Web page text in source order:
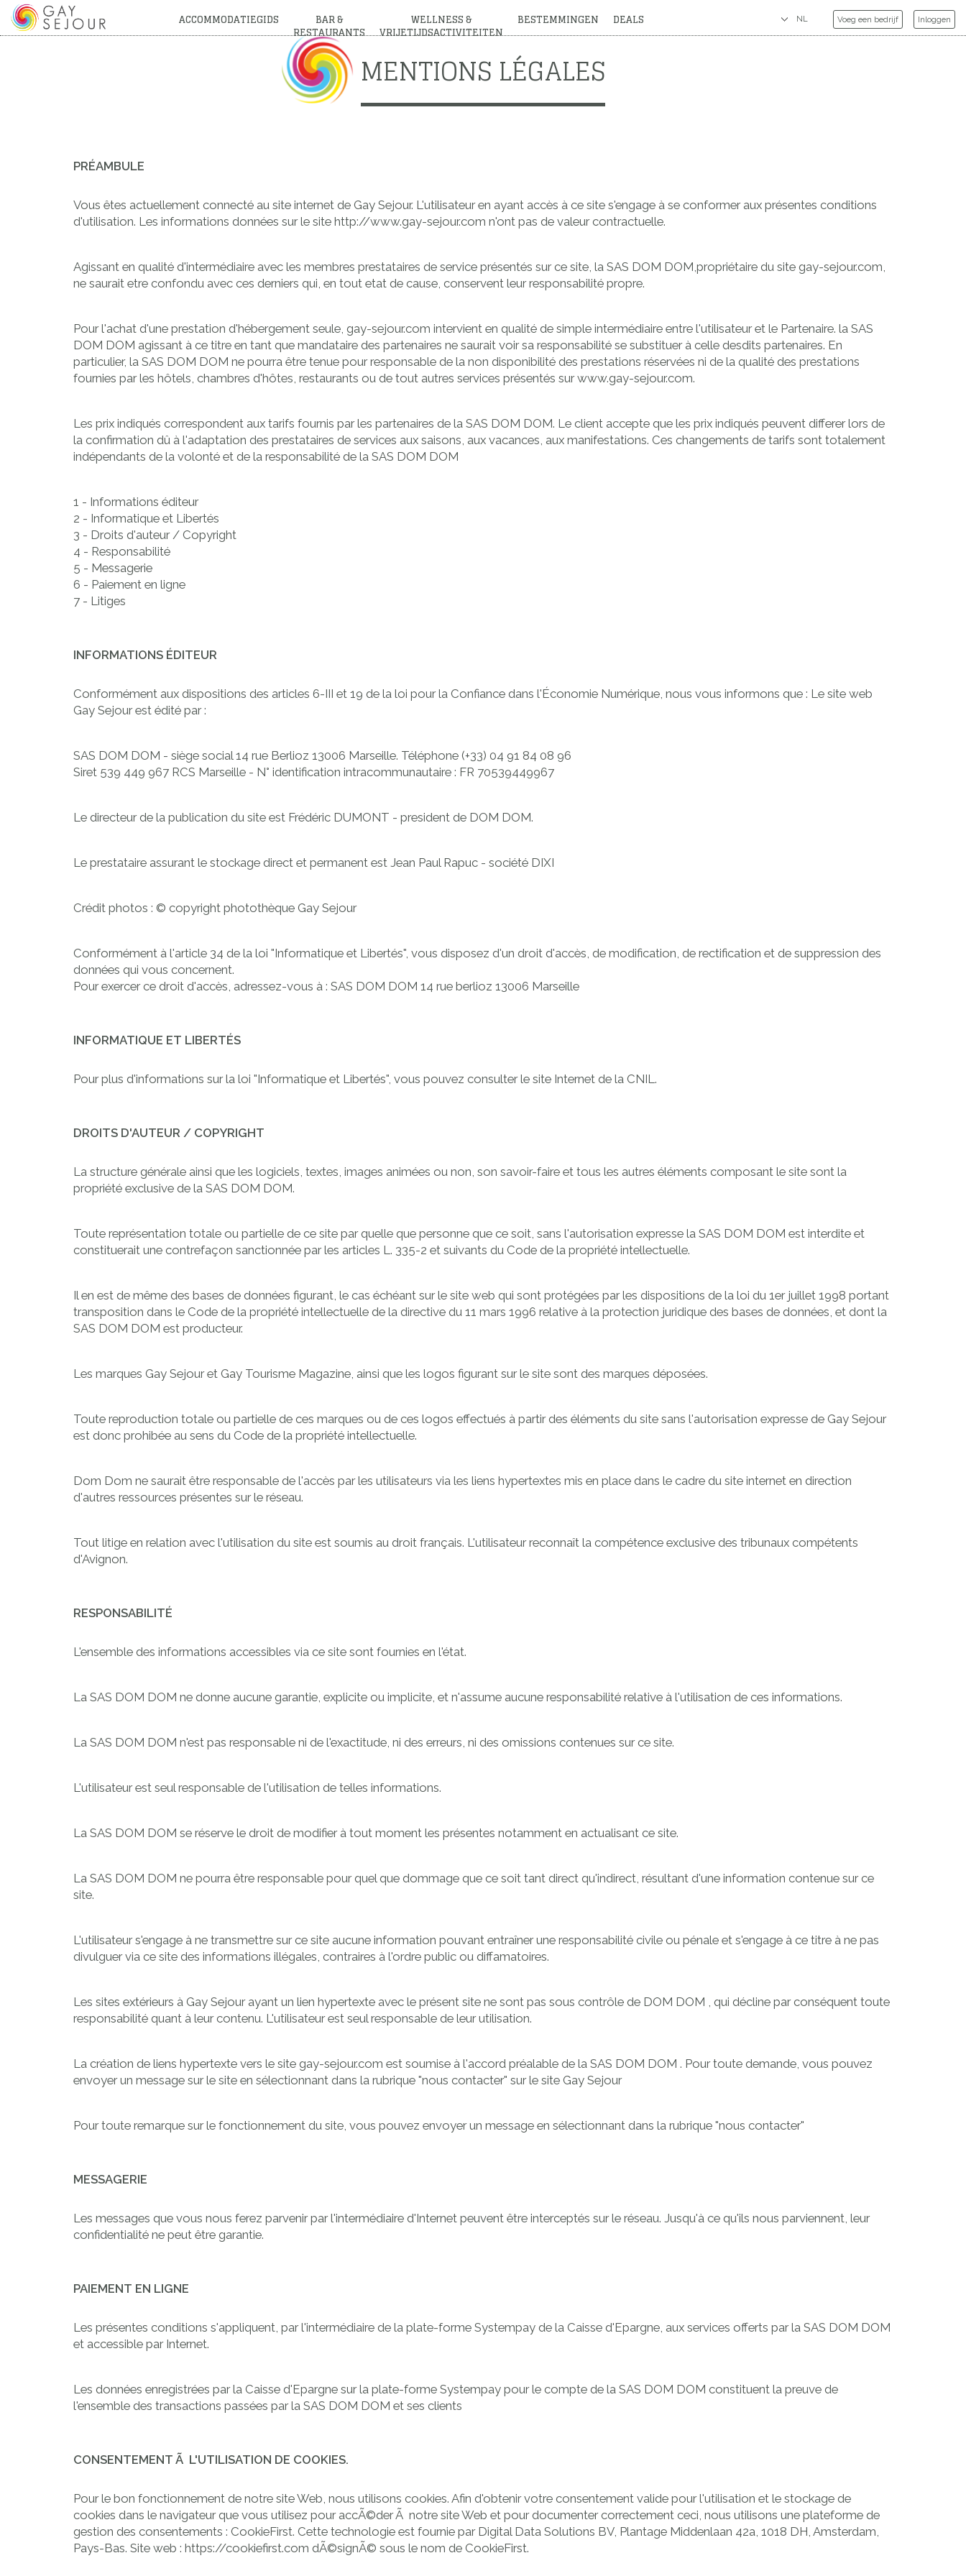
ACCOMMODATIEGIDS BAR &
RESTAURANTS
WELLNESS &
VRIJETIJDSACTIVITEITEN
BESTEMMINGEN DEALS Voeg een bedrijf Inloggen
MENTIONS LÉGALES
PRÉAMBULE
Vous êtes actuellement connecté au site internet de Gay Sejour. L'utilisateur en ayant accès à ce site s'engage à se conformer aux présentes conditions
d'utilisation. Les informations données sur le site http://www.gay-sejour.com n'ont pas de valeur contractuelle.
Agissant en qualité d'intermédiaire avec les membres prestataires de service présentés sur ce site, la SAS DOM DOM,propriétaire du site gay-sejour.com,
ne saurait etre confondu avec ces derniers qui, en tout etat de cause, conservent leur responsabilité propre.
Pour l'achat d'une prestation d'hébergement seule, gay-sejour.com intervient en qualité de simple intermédiaire entre l'utilisateur et le Partenaire. la SAS
DOM DOM agissant à ce titre en tant que mandataire des partenaires ne saurait voir sa responsabilité se substituer à celle desdits partenaires. En
particulier, la SAS DOM DOM ne pourra être tenue pour responsable de la non disponibilité des prestations réservées ni de la qualité des prestations
fournies par les hôtels, chambres d'hôtes, restaurants ou de tout autres services présentés sur www.gay-sejour.com.
Les prix indiqués correspondent aux tarifs fournis par les partenaires de la SAS DOM DOM. Le client accepte que les prix indiqués peuvent differer lors de
la confirmation dû à l'adaptation des prestataires de services aux saisons, aux vacances, aux manifestations. Ces changements de tarifs sont totalement
indépendants de la volonté et de la responsabilité de la SAS DOM DOM
1 - Informations éditeur
2 - Informatique et Libertés
3 - Droits d'auteur / Copyright
4 - Responsabilité
5 - Messagerie
6 - Paiement en ligne
7 - Litiges
INFORMATIONS ÉDITEUR
Conformément aux dispositions des articles 6-III et 19 de la loi pour la Confiance dans l'Économie Numérique, nous vous informons que : Le site web
Gay Sejour est édité par :
SAS DOM DOM - siège social 14 rue Berlioz 13006 Marseille. Téléphone (+33) 04 91 84 08 96
Siret 539 449 967 RCS Marseille - N° identification intracommunautaire : FR 70539449967
Le directeur de la publication du site est Frédéric DUMONT - president de DOM DOM.
Le prestataire assurant le stockage direct et permanent est Jean Paul Rapuc - société DIXI
Crédit photos : © copyright photothèque Gay Sejour
Conformément à l'article 34 de la loi "Informatique et Libertés", vous disposez d'un droit d'accès, de modification, de rectification et de suppression des
données qui vous concernent.
Pour exercer ce droit d'accès, adressez-vous à : SAS DOM DOM 14 rue berlioz 13006 Marseille
INFORMATIQUE ET LIBERTÉS
Pour plus d'informations sur la loi "Informatique et Libertés", vous pouvez consulter le site Internet de la CNIL.
DROITS D'AUTEUR / COPYRIGHT
La structure générale ainsi que les logiciels, textes, images animées ou non, son savoir-faire et tous les autres éléments composant le site sont la
propriété exclusive de la SAS DOM DOM.
Toute représentation totale ou partielle de ce site par quelle que personne que ce soit, sans l'autorisation expresse la SAS DOM DOM est interdite et
constituerait une contrefaçon sanctionnée par les articles L. 335-2 et suivants du Code de la propriété intellectuelle.
Il en est de même des bases de données figurant, le cas échéant sur le site web qui sont protégées par les dispositions de la loi du 1er juillet 1998 portant
transposition dans le Code de la propriété intellectuelle de la directive du 11 mars 1996 relative à la protection juridique des bases de données, et dont la
SAS DOM DOM est producteur.
Les marques Gay Sejour et Gay Tourisme Magazine, ainsi que les logos figurant sur le site sont des marques déposées.
Toute reproduction totale ou partielle de ces marques ou de ces logos effectués à partir des éléments du site sans l'autorisation expresse de Gay Sejour
est donc prohibée au sens du Code de la propriété intellectuelle.
Dom Dom ne saurait être responsable de l'accès par les utilisateurs via les liens hypertextes mis en place dans le cadre du site internet en direction
d'autres ressources présentes sur le réseau.
Tout litige en relation avec l'utilisation du site est soumis au droit français. L'utilisateur reconnaît la compétence exclusive des tribunaux compétents
d'Avignon.
RESPONSABILITÉ
L'ensemble des informations accessibles via ce site sont fournies en l'état.
La SAS DOM DOM ne donne aucune garantie, explicite ou implicite, et n'assume aucune responsabilité relative à l'utilisation de ces informations.
La SAS DOM DOM n'est pas responsable ni de l'exactitude, ni des erreurs, ni des omissions contenues sur ce site.
L'utilisateur est seul responsable de l'utilisation de telles informations.
La SAS DOM DOM se réserve le droit de modifier à tout moment les présentes notamment en actualisant ce site.
La SAS DOM DOM ne pourra être responsable pour quel que dommage que ce soit tant direct qu'indirect, résultant d'une information contenue sur ce
site.
L'utilisateur s'engage à ne transmettre sur ce site aucune information pouvant entraîner une responsabilité civile ou pénale et s'engage à ce titre à ne pas
divulguer via ce site des informations illégales, contraires à l'ordre public ou diffamatoires.
Les sites extérieurs à Gay Sejour ayant un lien hypertexte avec le présent site ne sont pas sous contrôle de DOM DOM , qui décline par conséquent toute
responsabilité quant à leur contenu. L'utilisateur est seul responsable de leur utilisation.
La création de liens hypertexte vers le site gay-sejour.com est soumise à l'accord préalable de la SAS DOM DOM . Pour toute demande, vous pouvez
envoyer un message sur le site en sélectionnant dans la rubrique "nous contacter" sur le site Gay Sejour
Pour toute remarque sur le fonctionnement du site, vous pouvez envoyer un message en sélectionnant dans la rubrique "nous contacter"
MESSAGERIE
Les messages que vous nous ferez parvenir par l'intermédiaire d'Internet peuvent être interceptés sur le réseau. Jusqu'à ce qu'ils nous parviennent, leur
confidentialité ne peut être garantie.
PAIEMENT EN LIGNE
Les présentes conditions s'appliquent, par l'intermédiaire de la plate-forme Systempay de la Caisse d'Epargne, aux services offerts par la SAS DOM DOM
et accessible par Internet.
Les données enregistrées par la Caisse d'Epargne sur la plate-forme Systempay pour le compte de la SAS DOM DOM constituent la preuve de
l'ensemble des transactions passées par la SAS DOM DOM et ses clients
CONSENTEMENT Ã L'UTILISATION DE COOKIES.
Pour le bon fonctionnement de notre site Web, nous utilisons cookies. Afin d'obtenir votre consentement valide pour l'utilisation et le stockage de
cookies dans le navigateur que vous utilisez pour accÃ©der Ã notre site Web et pour documenter correctement ceci, nous utilisons une plateforme de
gestion des consentements : CookieFirst. Cette technologie est fournie par Digital Data Solutions BV, Plantage Middenlaan 42a, 1018 DH, Amsterdam,
Pays-Bas. Site web : https://cookiefirst.com dÃ©signÃ© sous le nom de CookieFirst.